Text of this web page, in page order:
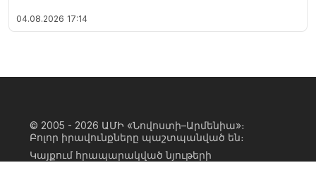
04.08.2026 17:14
© 2005 - 2026 ԱՄԻ «Նովոստի–Արմենիա»։
Բոլոր իրավունքները պաշտպանված են։
Կայքում հրապարակված նյութերի